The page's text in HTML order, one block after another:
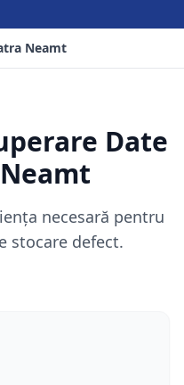
Neamt
Date
necesară pentru
stocare defect.